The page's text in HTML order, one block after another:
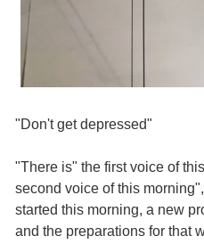
"Don't get depressed"
"There is" the first voice of
second voice of this
started this morning, a new
and the preparations for that